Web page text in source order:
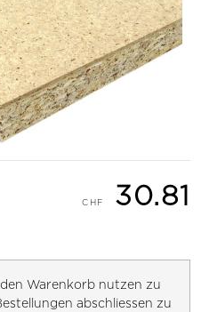
30.81
Warenkorb nutzen zu
abschliessen zu